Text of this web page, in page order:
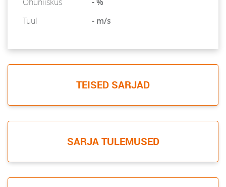
Tuul
- m/s
TEISED SARJAD
SARJA TULEMUSED